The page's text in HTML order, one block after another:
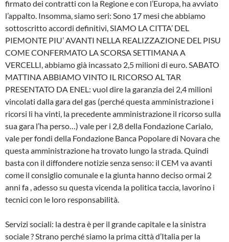
firmato dei contratti con la Regione e con l’Europa, ha avviato
l’appalto. Insomma, siamo seri: Sono 17 mesi che abbiamo
sottoscritto accordi definitivi, SIAMO LA CITTA’ DEL
PIEMONTE PIU’ AVANTI NELLA REALIZZAZIONE DEL PISU
COME CONFERMATO LA SCORSA SETTIMANA A
VERCELLI, abbiamo già incassato 2,5 milioni di euro. SABATO
MATTINA ABBIAMO VINTO IL RICORSO AL TAR
PRESENTATO DA ENEL: vuol dire la garanzia dei 2,4 milioni
vincolati dalla gara del gas (perché questa amministrazione i
ricorsi li ha vinti, la precedente amministrazione il ricorso sulla
sua gara l’ha perso…) vale per i 2,8 della Fondazione Carialo,
vale per fondi della Fondazione Banca Popolare di Novara che
questa amministrazione ha trovato lungo la strada. Quindi
basta con il diffondere notizie senza senso: il CEM va avanti
come il consiglio comunale e la giunta hanno deciso ormai 2
anni fa , adesso su questa vicenda la politica taccia, lavorino i
tecnici con le loro responsabilità.
Servizi sociali: la destra è per il grande capitale e la sinistra
sociale ? Strano perché siamo la prima città d’Italia per la